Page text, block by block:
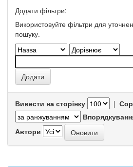
Додати фільтри:
Використовуйте фільтри для
пошуку.
Вивести на сторінку |
Автори